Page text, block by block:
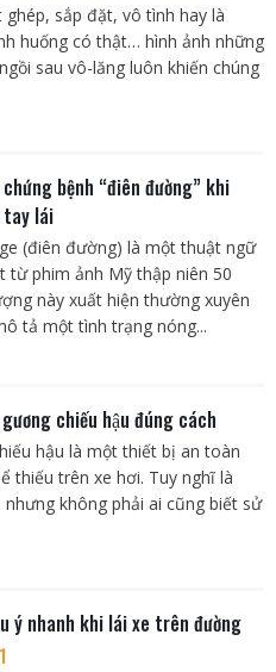
ghép, sắp đặt, vô tình hay là
huống có thật… hình ảnh những
sau vô-lăng luôn khiến chúng
bệnh “điên đường” khi
tay lái
(điên đường) là một thuật ngữ
từ phim ảnh Mỹ thập niên 50
này xuất hiện thường xuyên
tả một tình trạng nóng...
chiếu hậu đúng cách
hậu là một thiết bị an toàn
thiếu trên xe hơi. Tuy nghĩ là
nhưng không phải ai cũng biết sử
ý nhanh khi lái xe trên đường
1